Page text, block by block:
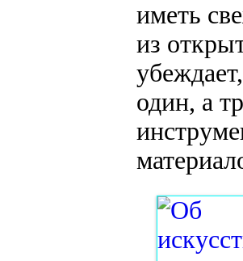
иметь
из
один, а